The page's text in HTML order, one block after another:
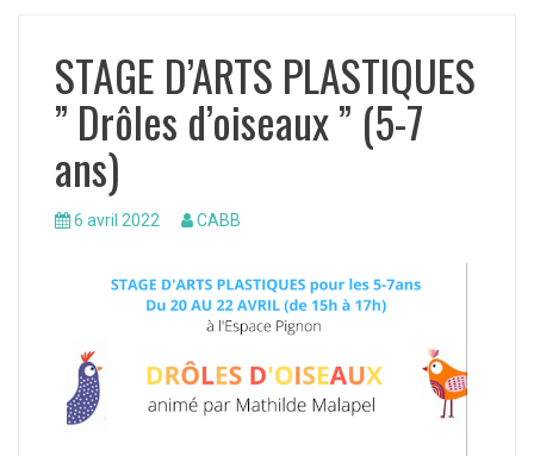
STAGE D’ARTS PLASTIQUES
” Drôles d’oiseaux ” (5-7
ans)
6 avril 2022 CABB